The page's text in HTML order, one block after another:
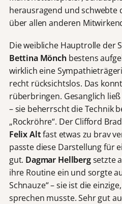
herausragend und schwebte
über allen anderen
Die weibliche Hauptrolle der
Bettina Mönch bestens
wirklich eine
recht rücksichtslos. Das
rüberbringen. Gesanglich
– sie beherrscht die Technik
„Rockröhre“. Der Clifford
Felix Altfast etwas zu brav
passte diese Darstellung für
gut. Dagmar Hellbergsetzte
ihre Routine ein und sorgte
Schnauze“ – sie ist die
sprechen musste. Sehr gut